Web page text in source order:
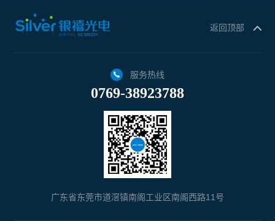
返回顶部
服务热线
0769-38923788
广东省东莞市道滘镇南阁工业区南阁西路11号